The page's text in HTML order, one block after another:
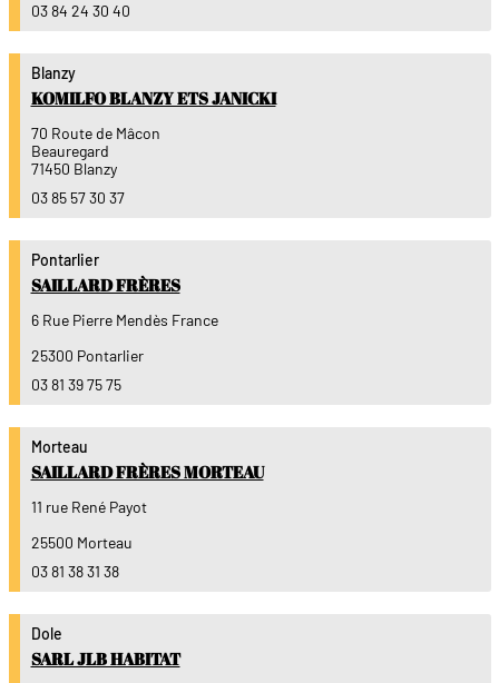
03 84 24 30 40
Blanzy
KOMILFO BLANZY ETS JANICKI
70 Route de Mâcon
Beauregard
71450 Blanzy
03 85 57 30 37
Pontarlier
SAILLARD FRÈRES
6 Rue Pierre Mendès France
25300 Pontarlier
03 81 39 75 75
Morteau
SAILLARD FRÈRES MORTEAU
11 rue René Payot
25500 Morteau
03 81 38 31 38
Dole
SARL JLB HABITAT